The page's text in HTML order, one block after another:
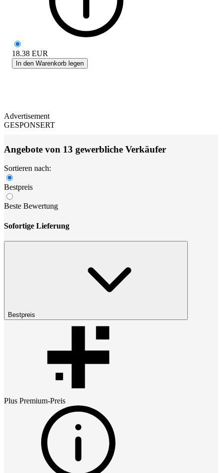
18.38 EUR
In den Warenkorb legen
Advertisement
GESPONSERT
Angebote von 13 gewerbliche Verkäufer
Sortieren nach:
Bestpreis
Beste Bewertung
Sofortige Lieferung
Bestpreis
Plus Premium-Preis